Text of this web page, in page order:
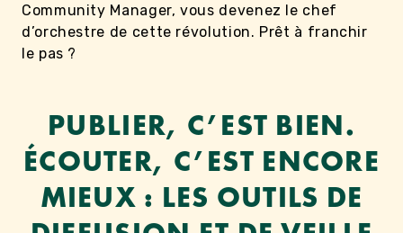
Community Manager, vous devenez le chef
d’orchestre de cette révolution. Prêt à franchir
le pas ?
PUBLIER, C’EST BIEN.
ÉCOUTER, C’EST ENCORE
MIEUX : LES OUTILS DE